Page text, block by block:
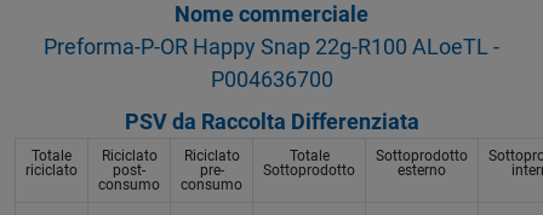
Nome commerciale
Preforma-P-OR Happy Snap 22g-R100 ALoeTL -
P004636700
PSV da Raccolta Differenziata
Totale
riciclato
Riciclato
post-
consumo
Riciclato
pre-
consumo
Totale
Sottoprodotto
Sottoprodotto
esterno